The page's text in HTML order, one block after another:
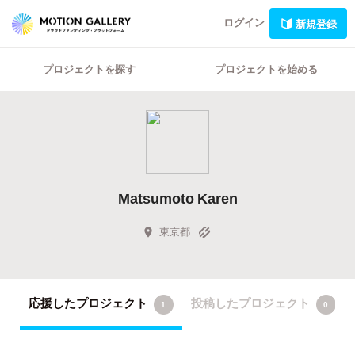
ログイン 新規登録
プロジェクトを探す プロジェクトを始める
Matsumoto Karen
東京都
応援したプロジェクト 1 投稿したプロジェクト 0